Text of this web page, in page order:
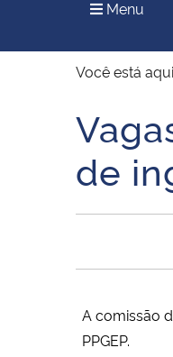
Menu
Você está
Início do
de
A comissão
PPGEP.